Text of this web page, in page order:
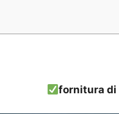
fornitura di